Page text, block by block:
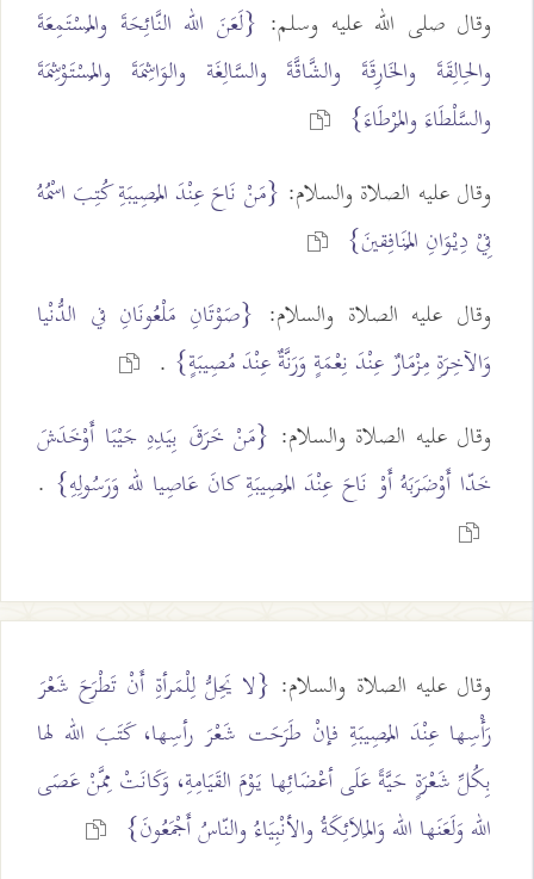
وقال صلى الله عليه وسلم: {لَعَنَ الله النَّائِحَةَ والمُسْتَمِعَةَ
والحِالِقَةَ والخَارِقَةَ والشَّاقَّةَ والسَّالِغَة والوَاشِمَةَ والمُسْتَوْشِمَةَ
والسَّلْطَاءَ والمَرْطَاءَ}
وقال عليه الصلاة والسلام: {مَنْ نَاحَ عِنْدَ المُصِيبَةِ كُتِبَ اسْمُهُ
فِيْ دِيْوَانِ المُنَافِقينَ}
وقال عليه الصلاة والسلام: {صَوْتَانِ مَلْعُونَانِ في الدُّنْيا
وَالآخِرَةِ مِزْمَارٌ عِنْدَ نِعْمَةٍ وَرَنَّةٌ عِنْدَ مُصِيبَةٍ} .
وقال عليه الصلاة والسلام: {مَنْ خَرَقَ بِيَدِهِ جَيْبَا أَوْخَدَشَ
خَدّا أَوْضَرَبَهُ أَوْ نَاحَ عِنْدَ المُصِيبَةِ كانَ عَاصِيا لله وَرَسُولِهِ} .
وقال عليه الصلاة والسلام: {لا يَحِلُّ لِلْمَرأةِ أَنْ تَطْرَحَ شَعْرَ
رَأْسِها عِنْدَ المُصِيبَةِ فإنْ طَرَحَت شَعْرَ رأسِها، كَتَبَ الله لها
بِكُلِّ شَعْرَةٍ حَيَّةً عَلَى أعْضَائِها يَوْمَ القَيَامِةِ، وَكَانَتْ مِمَّنْ عَصَى
الله وَلَعَنَها الله وَالمَلاَئِكَةُ والأنْبِيَاءُ والنّاسُ أَجْمَعُونَ}